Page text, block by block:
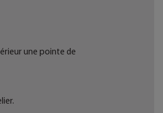
une pointe de